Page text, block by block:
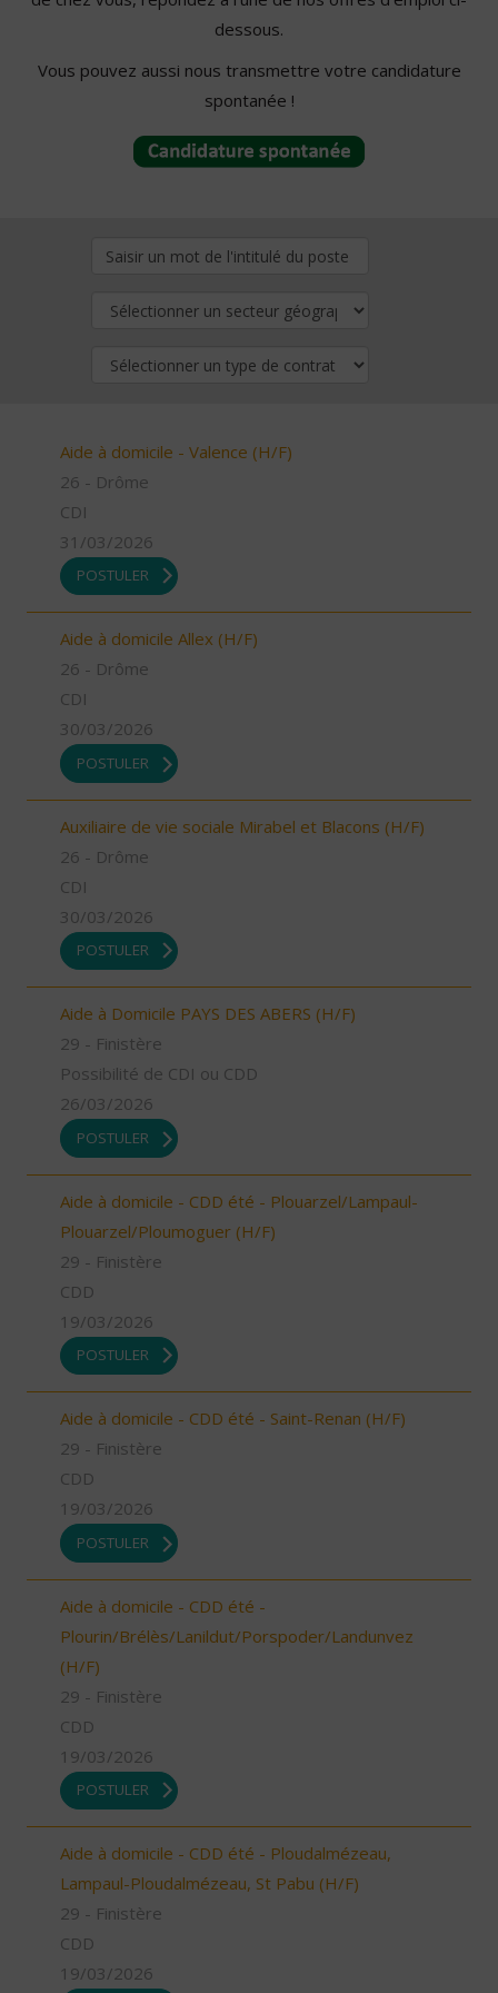
dessous.
Vous pouvez aussi nous transmettre votre candidature
spontanée !
Aide à domicile - Valence (H/F)
26 - Drôme
CDI
31/03/2026
POSTULER
Aide à domicile Allex (H/F)
26 - Drôme
CDI
30/03/2026
POSTULER
Auxiliaire de vie sociale Mirabel et Blacons (H/F)
26 - Drôme
CDI
30/03/2026
POSTULER
Aide à Domicile PAYS DES ABERS (H/F)
29 - Finistère
Possibilité de CDI ou CDD
26/03/2026
POSTULER
Aide à domicile - CDD été - Plouarzel/Lampaul-
Plouarzel/Ploumoguer (H/F)
29 - Finistère
CDD
19/03/2026
POSTULER
Aide à domicile - CDD été - Saint-Renan (H/F)
29 - Finistère
CDD
19/03/2026
POSTULER
Aide à domicile - CDD été -
Plourin/Brélès/Lanildut/Porspoder/Landunvez
(H/F)
29 - Finistère
CDD
19/03/2026
POSTULER
Aide à domicile - CDD été - Ploudalmézeau,
Lampaul-Ploudalmézeau, St Pabu (H/F)
29 - Finistère
CDD
19/03/2026